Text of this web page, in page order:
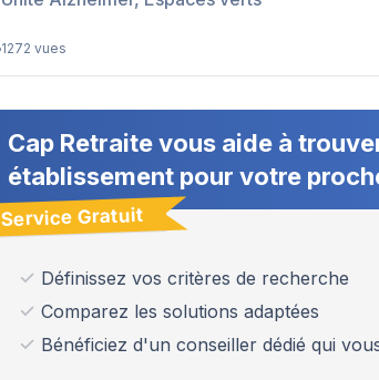
1272 vues
Cap Retraite vous aide à
établissement pour votre
Service Gratuit
Définissez vos critères de recherche
Comparez les solutions adaptées
Bénéficiez d'un conseiller dédié qui